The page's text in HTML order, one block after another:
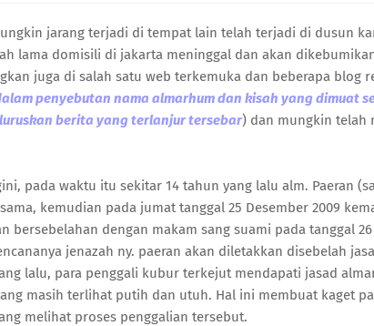
jarang terjadi di tempat lain telah terjadi di dusun
lama domisili di jakarta meninggal dan akan
juga di salah satu web terkemuka dan beberapa blog
penyebutan nama almarhum dan kisah yang dimuat
berita yang terlanjur tersebar) dan mungkin telah
pada waktu itu sekitar 14 tahun yang lalu alm. Paeran
kemudian pada jumat tanggal 25 Desember 2009
bersebelahan dengan makam sang suami pada tanggal
jenazah ny. paeran akan diletakkan disebelah
lalu, para penggali kubur terkejut mendapati jasad
masih terlihat putih dan utuh. Hal ini membuat kaget
melihat proses penggalian tersebut.